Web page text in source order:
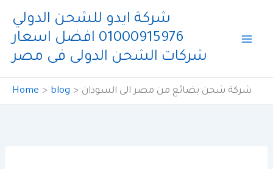
content
شركة ايدو للشحن الدولي
01000915976 افضل اسعار
شركات الشحن الدولى فى مصر
Home blog شركة شحن بضائع من مصر الى السودان